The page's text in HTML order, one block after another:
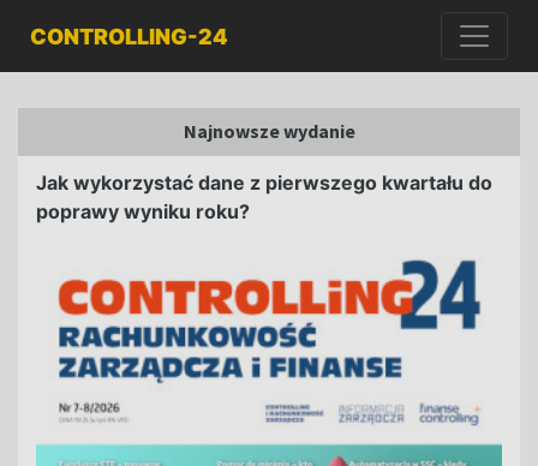
CONTROLLING-24
Najnowsze wydanie
Jak wykorzystać dane z pierwszego kwartału do
poprawy wyniku roku?